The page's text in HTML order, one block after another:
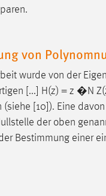
von
wurde von der
[...] H(z) = z
(siehe [10]). Eine
der oben
Bestimmung einer